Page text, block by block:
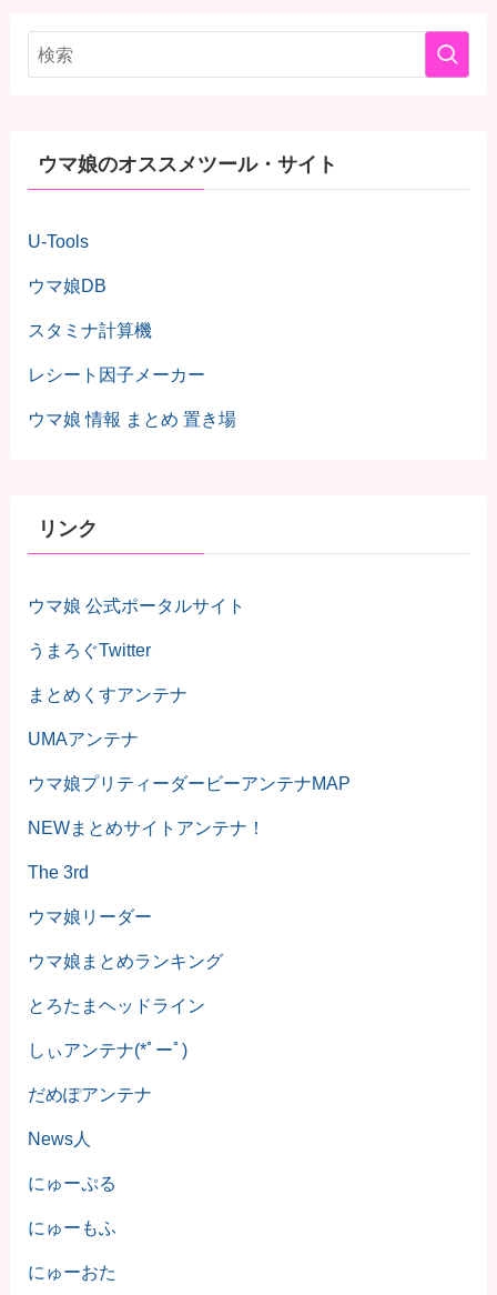
ウマ娘のオススメツール・サイト
U-Tools
ウマ娘DB
スタミナ計算機
レシート因子メーカー
ウマ娘 情報 まとめ 置き場
リンク
ウマ娘 公式ポータルサイト
うまろぐTwitter
まとめくすアンテナ
UMAアンテナ
ウマ娘プリティーダービーアンテナMAP
NEWまとめサイトアンテナ！
The 3rd
ウマ娘リーダー
ウマ娘まとめランキング
とろたまヘッドライン
しぃアンテナ(*ﾟーﾟ)
だめぽアンテナ
News人
にゅーぷる
にゅーもふ
にゅーおた